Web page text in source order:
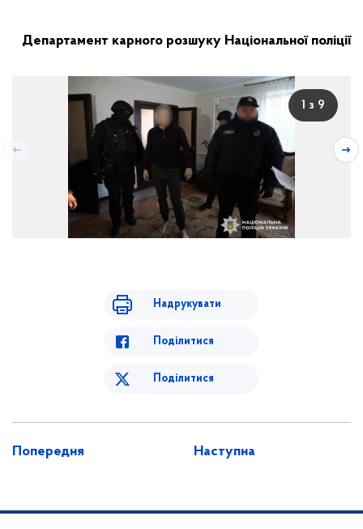
Департамент карного розшуку Національної поліції
1 з 9
Надрукувати
Поділитися
Поділитися
Попередня Наступна